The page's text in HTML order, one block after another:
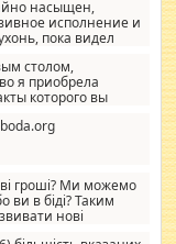
насыщен,
исполнение и
пока видел
и что главное -
удорожающих
столом,
я приобрела
которого вы
гроші? Ми можемо
ви в біді? Таким
нові